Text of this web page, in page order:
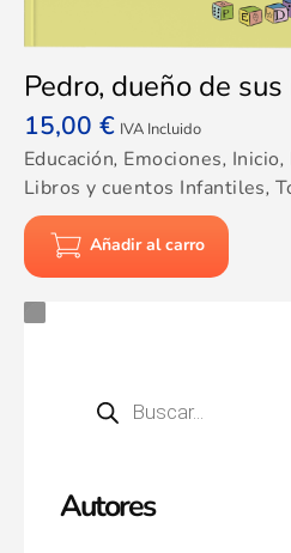
Autores
Pedro, dueño de
15,00 € IVA Incluido
Educación, Emociones, Inicio,
Libros y cuentos Infantiles,
Añadir al carro